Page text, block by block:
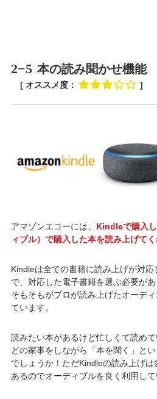
2−5 本の読み聞かせ機能
[ オススメ度： ]
アマゾンエコーには、 Kindleで購入
ィブル）で購入した本を読み上げて
Kindleは全ての書籍に読み上げが対
で、対応した電子書籍を選ぶ必要が
そもそもがプロが読み上げたオーデ
ています。
読みたい本があるけど忙しくて読め
どの家事をしながら「本を聞く」と
でしょうか！ただKindleの読み上げ
あるのでオーディブルを良く利用して